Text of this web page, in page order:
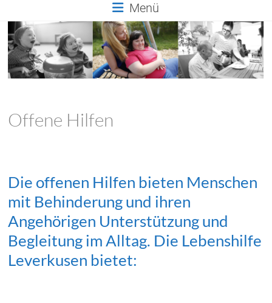
Menü
Offene Hilfen
Die offenen Hilfen bieten Menschen
mit Behinderung und ihren
Angehörigen Unterstützung und
Begleitung im Alltag. Die Lebenshilfe
Leverkusen bietet: